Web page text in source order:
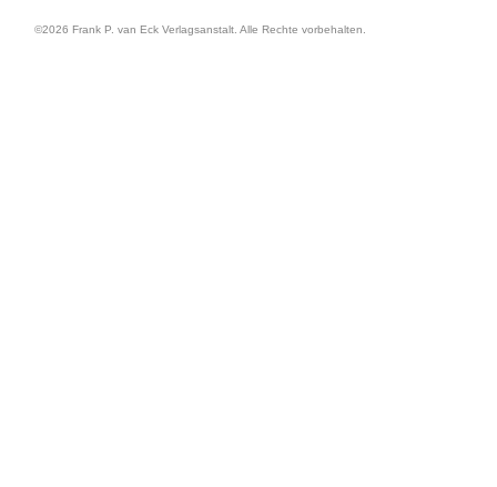
©2026 Frank P. van Eck Verlagsanstalt. Alle Rechte vorbehalten.